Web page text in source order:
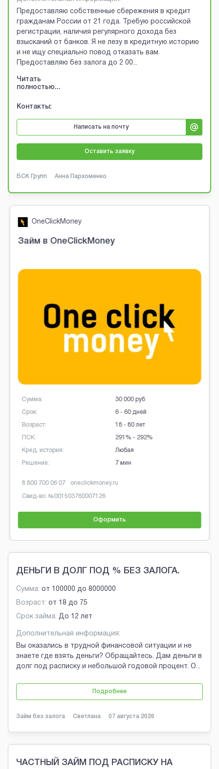
Предоставляю собственные сбережения в кредит
гражданам России от 21 года. Требую российской
регистрации, наличия регулярного дохода без
взысканий от банков. Я не лезу в кредитную историю
и не ищу специально повод отказать вам.
Предоставляю без залога до 2 00...
Читать
полностью...
Контакты:
Написать на почту
Оставить заявку
БСК Групп Анна Пархоменко
Fin5
Займы в Fin5
Сумма:
Срок:
Возраст:
ПСК:
Кред. история:
Решение:
25 000 руб
7 - 30 дней
18 - 70 лет
292%
Любая
5 минут
8 800 511 2833 finfive.ru
Свид-во: №2303336010009
Оформить
Brobaza - Обычные объявления
ДЕНЬГИ В ДОЛГ ПОД % БЕЗ ЗАЛОГА.
Сумма: от 100000 до 8000000
Возраст: от 18 до 75
Срок займа: До 12 лет
Дополнительная информация:
Вы оказались в трудной финансовой ситуации и не
знаете где взять деньги? Обращайтесь. Дам деньги в
долг под расписку и небольшой годовой процент. О...
Подробнее
Займ без залога Светлана 07 августа 2026
ЧАСТНЫЙ ЗАЙМ ПОД РАСПИСКУ НА